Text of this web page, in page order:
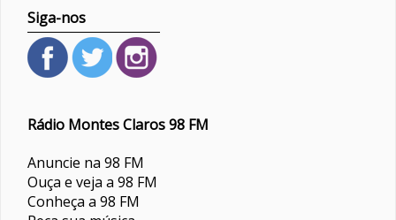
Siga-nos
Rádio Montes Claros 98 FM
Anuncie na 98 FM
Ouça e veja a 98 FM
Conheça a 98 FM